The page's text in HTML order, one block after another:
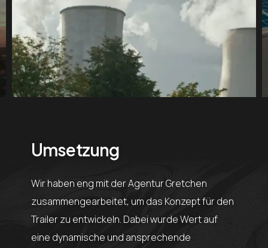
Umsetzung
Wir haben eng mit der Agentur Gretchen
zusammengearbeitet, um das Konzept für den
Trailer zu entwickeln. Dabei wurde Wert auf
eine dynamische und ansprechende